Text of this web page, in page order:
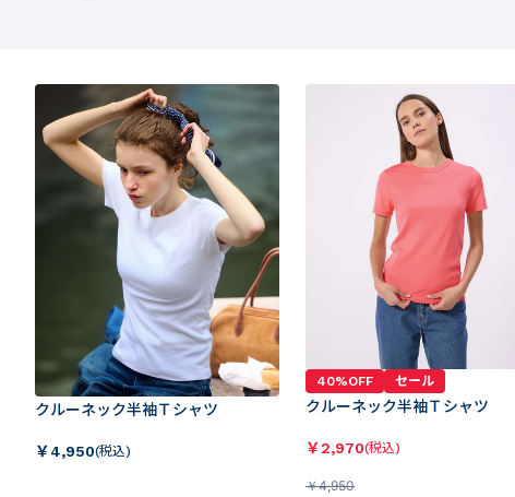
クルーネック半袖Ｔシャツ
￥4,950(税込)
40%OFF セール
クルーネック半袖Ｔシャツ
￥2,970(税込)
￥4,950